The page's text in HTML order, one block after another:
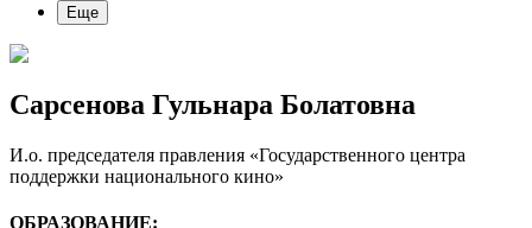
Еще
Сарсенова Гульнара Болатовна
И.о. председателя правления «Государственного центра
поддержки национального кино»
ОБРАЗОВАНИЕ: